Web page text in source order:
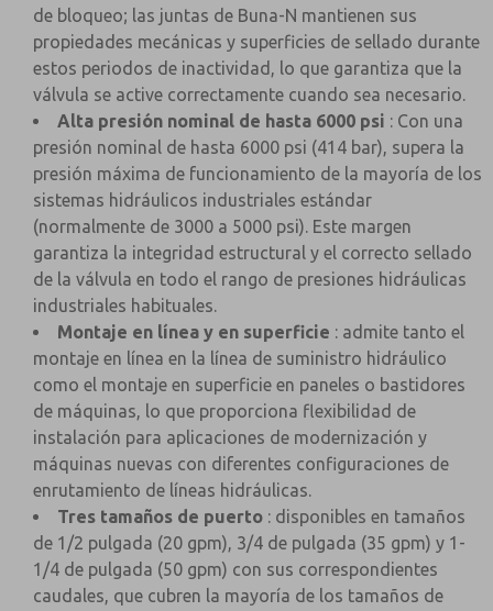
de bloqueo; las juntas de Buna-N mantienen sus
propiedades mecánicas y superficies de sellado durante
estos periodos de inactividad, lo que garantiza que la
válvula se active correctamente cuando sea necesario.
Alta presión nominal de hasta 6000 psi : Con una
presión nominal de hasta 6000 psi (414 bar), supera la
presión máxima de funcionamiento de la mayoría de los
sistemas hidráulicos industriales estándar
(normalmente de 3000 a 5000 psi). Este margen
garantiza la integridad estructural y el correcto sellado
de la válvula en todo el rango de presiones hidráulicas
industriales habituales.
Montaje en línea y en superficie : admite tanto el
montaje en línea en la línea de suministro hidráulico
como el montaje en superficie en paneles o bastidores
de máquinas, lo que proporciona flexibilidad de
instalación para aplicaciones de modernización y
máquinas nuevas con diferentes configuraciones de
enrutamiento de líneas hidráulicas.
Tres tamaños de puerto : disponibles en tamaños
de 1/2 pulgada (20 gpm), 3/4 de pulgada (35 gpm) y 1-
1/4 de pulgada (50 gpm) con sus correspondientes
caudales, que cubren la mayoría de los tamaños de